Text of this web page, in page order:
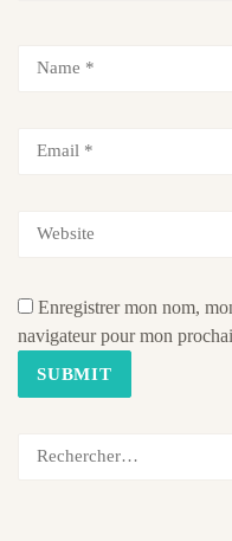
Enregistrer mon nom,
navigateur pour mon
Rechercher :